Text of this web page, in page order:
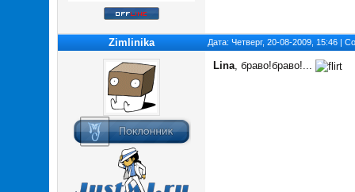
Zimlinika Дата: Четверг, 20-08-2009, 15:46 |
Lina, браво!браво!...